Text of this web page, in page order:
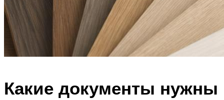
Какие документы нужны